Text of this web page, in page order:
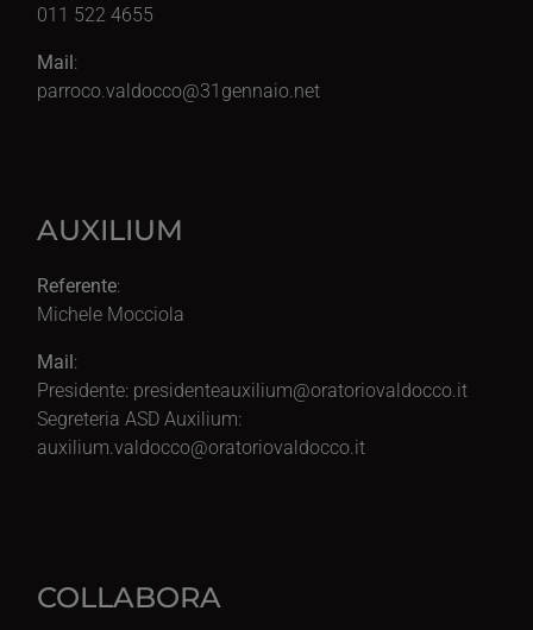
011 522 4655
Mail:
parroco.valdocco@31gennaio.net
AUXILIUM
Referente:
Michele Mocciola
Mail:
Presidente: presidenteauxilium@oratoriovaldocco.it
Segreteria ASD Auxilium:
auxilium.valdocco@oratoriovaldocco.it
COLLABORA